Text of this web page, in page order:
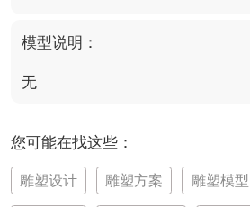
模型说明：
无
您可能在找这些：
雕塑设计 雕塑方案 雕塑模型